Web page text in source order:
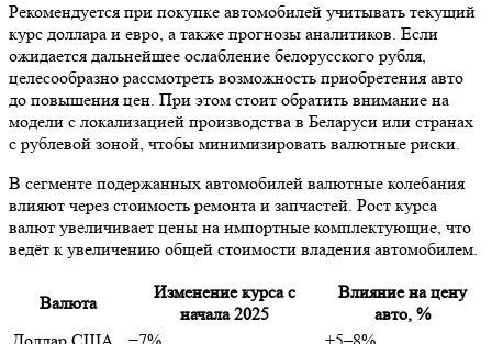
Рекомендуется при покупке автомобилей учитывать текущий
курс доллара и евро, а также прогнозы аналитиков. Если
ожидается дальнейшее ослабление белорусского рубля,
целесообразно рассмотреть возможность приобретения авто
до повышения цен. При этом стоит обратить внимание на
модели с локализацией производства в Беларуси или странах
с рублевой зоной, чтобы минимизировать валютные риски.
В сегменте подержанных автомобилей валютные колебания
влияют через стоимость ремонта и запчастей. Рост курса
валют увеличивает цены на импортные комплектующие, что
ведёт к увеличению общей стоимости владения автомобилем.
Валюта
Изменение курса с
начала 2025
Влияние на цену
авто, %